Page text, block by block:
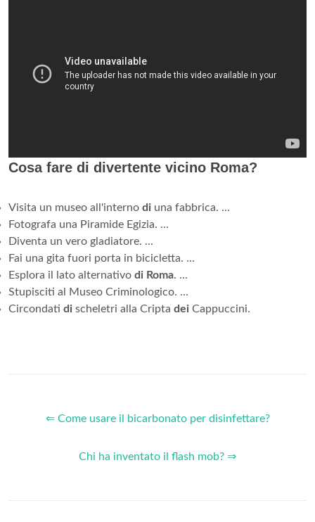
Cosa fare di divertente vicino Roma?
Visita un museo all'interno di una fabbrica. ...
Fotografa una Piramide Egizia. ...
Diventa un vero gladiatore. ...
Fai una gita fuori porta in bicicletta. ...
Esplora il lato alternativo di Roma. ...
Stupisciti al Museo Criminologico. ...
Circondati di scheletri alla Cripta dei Cappuccini.
⇐ Come usare il bicarbonato per disinfettare?
Chi ha inventato il flash mob? ⇒